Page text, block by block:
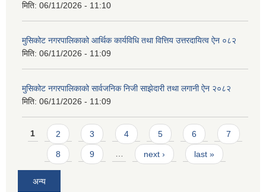
मिति: 06/11/2026 - 11:10
मुसिकोट नगरपालिकाको आर्थिक कार्यविधि तथा वित्तिय उत्तरदायित्व ऐन ०८२
मिति: 06/11/2026 - 11:09
मुसिकोट नगरपालिकाको सार्वजनिक निजी साझेदारी तथा लगानी ऐन २०८२
मिति: 06/11/2026 - 11:09
Pages
1 2 3 4 5 6 7
8 9 … next › last »
अन्य